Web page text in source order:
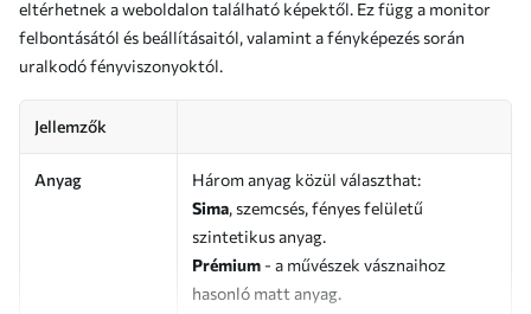
eltérhetnek a weboldalon található képektől. Ez függ a monitor
felbontásától és beállításaitól, valamint a fényképezés során
uralkodó fényviszonyoktól.
Jellemzők
Anyag
Három anyag közül választhat:
Sima, szemcsés, fényes felületű
szintetikus anyag.
Prémium - a művészek vásznaihoz
hasonló matt anyag.